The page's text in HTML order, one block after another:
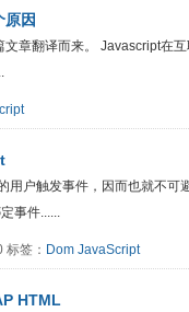
因
章翻译而来。 Javascript在
用户触发事件，因而也就不可
事件......
签： Dom JavaScript
HTML